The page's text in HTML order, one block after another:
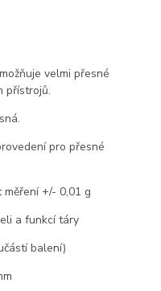
velmi přesné
přístrojů.
pro přesné
+/- 0,01 g
a funkcí táry
balení)